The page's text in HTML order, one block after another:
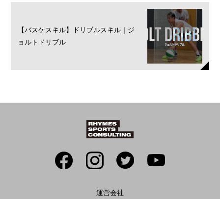
【バスケスキル】ドリブルスキル｜ジ
ョルトドリブル
運営会社